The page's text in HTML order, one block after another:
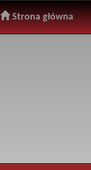
Strona główna